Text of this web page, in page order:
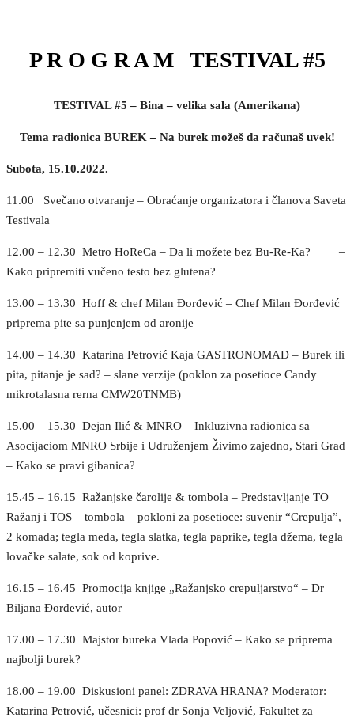
P R O G R A M TESTIVAL #5
TESTIVAL #5 – Bina – velika sala (Amerikana)
Tema radionica BUREK – Na burek možeš da računaš uvek!
Subota, 15.10.2022.
11.00 Svečano otvaranje – Obraćanje organizatora i članova Saveta
Testivala
12.00 – 12.30 Metro HoReCa – Da li možete bez Bu-Re-Ka? –
Kako pripremiti vučeno testo bez glutena?
13.00 – 13.30 Hoff & chef Milan Đorđević – Chef Milan Đorđević
priprema pite sa punjenjem od aronije
14.00 – 14.30 Katarina Petrović Kaja GASTRONOMAD – Burek ili
pita, pitanje je sad? – slane verzije (poklon za posetioce Candy
mikrotalasna rerna CMW20TNMB)
15.00 – 15.30 Dejan Ilić & MNRO – Inkluzivna radionica sa
Asocijaciom MNRO Srbije i Udruženjem Živimo zajedno, Stari Grad
– Kako se pravi gibanica?
15.45 – 16.15 Ražanjske čarolije & tombola – Predstavljanje TO
Ražanj i TOS – tombola – pokloni za posetioce: suvenir “Crepulja”,
2 komada; tegla meda, tegla slatka, tegla paprike, tegla džema, tegla
lovačke salate, sok od koprive.
16.15 – 16.45 Promocija knjige „Ražanjsko crepuljarstvo“ – Dr
Biljana Đorđević, autor
17.00 – 17.30 Majstor bureka Vlada Popović – Kako se priprema
najbolji burek?
18.00 – 19.00 Diskusioni panel: ZDRAVA HRANA? Moderator:
Katarina Petrović, učesnici: prof dr Sonja Veljović, Fakultet za